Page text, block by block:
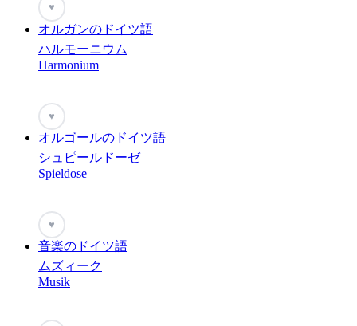
♥
オルガンのドイツ語
ハルモーニウム
Harmonium
♥
オルゴールのドイツ語
シュピールドーゼ
Spieldose
♥
音楽のドイツ語
ムズィーク
Musik